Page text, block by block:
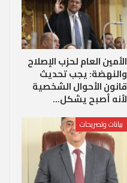
الأمين العام لحزب الإصلاح
والنهضة: يجب تحديث
قانون الأحوال الشخصية
لأنه أصبح يشكل…
بيانات وتصريحات